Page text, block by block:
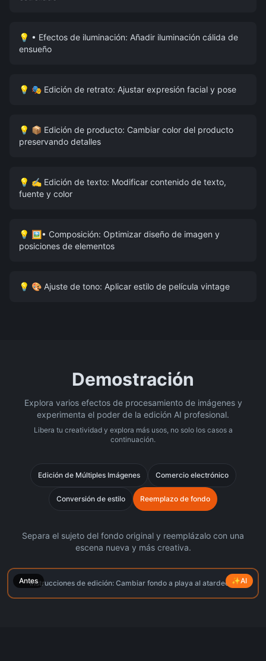
💡 • Efectos de iluminación: Añadir iluminación cálida de
ensueño
💡 🎭 Edición de retrato: Ajustar expresión facial y pose
💡 📦 Edición de producto: Cambiar color del producto
preservando detalles
💡 ✍️ Edición de texto: Modificar contenido de texto,
fuente y color
💡 🖼• Composición: Optimizar diseño de imagen y
posiciones de elementos
💡 🎨 Ajuste de tono: Aplicar estilo de película vintage
Demostración
Explora varios efectos de procesamiento de imágenes y
experimenta el poder de la edición AI profesional.
Libera tu creatividad y explora más usos, no solo los casos a
continuación.
Edición de Múltiples Imágenes Comercio electrónico
Conversión de estilo Reemplazo de fondo
Separa el sujeto del fondo original y reemplázalo con una
escena nueva y más creativa.
Antes ✨AI
Instrucciones de edición: Cambiar fondo a playa al atardecer